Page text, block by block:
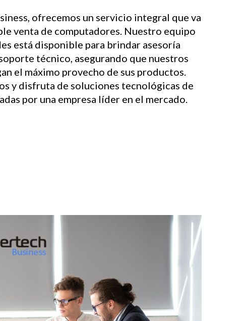
ofrecemos un servicio integral que va
venta de computadores. Nuestro equipo
está disponible para brindar asesoría
técnico, asegurando que nuestros
el máximo provecho de sus productos.
y disfruta de soluciones tecnológicas de
por una empresa líder en el mercado.